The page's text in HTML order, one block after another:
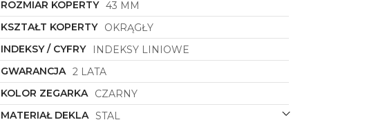
ROZMIAR KOPERTY 43 MM
KSZTAŁT KOPERTY
OKRĄGŁY
INDEKSY / CYFRY
INDEKSY LINIOWE
GWARANCJA 2 LATA
KOLOR ZEGARKA
CZARNY
MATERIAŁ DEKLA STAL